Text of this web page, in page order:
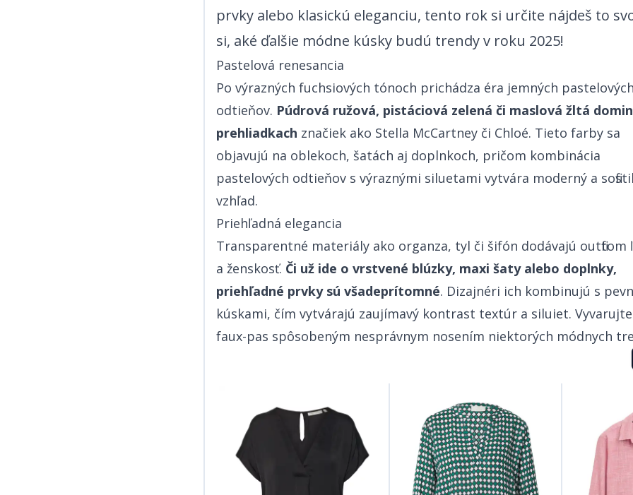
prvky alebo klasickú eleganciu, tento rok si určite nájdeš to svoje.
si, aké ďalšie módne kúsky budú trendy v roku 2025! ​​​​‌ ‍ ​‍​‍‌‍ ‌ ​‍‌‍‍‌‌‍‌ ‌‍‍‌‌‍ ‍​‍​‍​ ‍‍​‍​‍‌ ​ ‌‍​‌‌‍ ‍‌‍‍‌‌ ‌​‌ ‍‌​‍ ‍‌‍‍‌‌‍ ​‍​‍​‍ ​​‍​‍‌‍‍​‌ ​‍‌‍‌‌‌‍‌‍​‍​‍​ ‍‍​‍​‍‌‍‍​‌ ‌​‌ ‌​‌ ​​​ ‍‍​‍ ​‍ ‌‍ ​‌‍ ‌‍​ ‌‍​‌‌‍ ​‌‍‍​‌‍ ‌ ​ ‌ ‌​​ ‍‍​ ​ ​ ​​​ ​​​ ​​​‍ ‌ ​ ‌ ‌​‌ ‌‌‌‍‌​‌‍‍‌‌‍ ​‍ ‌‍‍‌‌‍ ‍‌ ‌​‌‍‌‌‌‍ ‍‌ ‌​​‍ ‌‍‌‌‌‍‌​‌‍‍‌‌ ‌​​‍ ‌‍ ‌‌‍ ‌‍‌​‌‍‌‌​ ‌‌ ​​‌ ​‍‌‍‌‌‌ ​ ‌‍‌‌‌‍ ‍‌ ‌​‌‍​‌‌ ‌​‌‍‍‌‌‍ ‌‍ ‍​ ‍ ‌‍‍‌‌‍‌​​ ‌​ ‍‌​ ​‌‌‍‌​​ ‌​‌‍‌‌​ ​‍‌‍‌‌‌‍‌​​‍ ‌​ ‌‍‌‍​ ‌‍‌‌​ ‍‌​‍ ‌​ ‌​‌‍​‌‌‍‌‌‌‍‌‍​‍ ‌​ ‍‌‌‍‌​‌‍​‌‌‍‌‌​‍ ‌​ ​​​ ‌​‌‍‌‌​ ‌‍​ ​‍​ ​‌​ ‌​​ ‌‍​ ‍‌​ ‌​​ ‌ ​ ‌‍​ ‍ ‌ ‌​‌ ‍‌‌ ​​‌‍‌‌​ ‌‌ ​​‌‍ ‌ ​ ‌ ‌​​ ‍ ‌ ​​‌‍​‌‌ ‌​‌‍‍​​ ‌‌‍​ ‌‍ ‌‍ ‍‌ ‌​‌‍‌‌‌‍ ‍‌ ‌​​‍‌‌​ ‌‌‌​​‍‌‌ ‌‍‍ ‌‍‌‌‌ ‍‌​‍‌‌​ ​ ‌​‌​​‍‌‌​ ​ ‌​‌​​‍‌‌​ ​‍​ ​‍​ ‌ ‌‍‌​​ ‌ ​ ​‌‌‍​‍​ ​‍‌‍​‍​ ‌‍‌‍​‍​ ‍​​ ​‍​ ‌‍​‍‌‌​ ​‍​ ​‍​‍‌‌​ ‌‌‌​‌​​‍ ‍‌ ‌​‌‍‌‌‌ ‍​‌ ‌​​‍‌‌​ ‌‌‌​​‍‌‌ ‌‍‍ ‌‍‌‌‌ ‍‌​‍‌‌​ ​ ‌​‌​​‍‌‌​ ​ ‌​‌​​‍‌‌​ ​‍​ ​‍​ ‌‌​ ‌​​ ‌ ​ ‌‌​ ‍​​ ‍‌‌‍‌‍​ ​‍​ ‍​‌‍‌‌​ ​ ‌‍​‍​‍‌‌​ ​‍​ ​‍​‍‌‌​ ‌‌‌​‌​​‍ ‍‌‍​ ‌‍‍​‌‍‍‌‌‍ ​‌‍‌​‌ ​‍‌‍‌‌‌‍ ‍​‍‌‌​ ‌‌‌​​‍‌‌ ‌‍‍ ‌‍‌‌‌ ‍‌​‍‌‌​ ​ ‌​‌​​‍‌‌​ ​ ‌​‌​​‍‌‌​ ​‍​ ​‍​ ‍‌‌‍‌‌‌‍​ ‌‍‌​​ ‌ ‌‍‌​‌‍​‍‌‍‌‍​ ​‍‌‍‌‌​ ‍​‌‍‌‌​‍‌‌​ ​‍​ ​‍​‍‌‌​ ‌‌‌​‌​​‍ ‍‌ ‌​‌‍‌‌‌ ‍​‌ ‌​​ ‌‍​‍‌‍​‌‌ ​ ‌‍‌‌‌‌‌‌‌ ​‍‌‍ ​​ ‌‌‍‍​‌ ‌​‌ ‌​‌ ​​​‍‌‌​ ​ ‌​​‌​‍‌‌​ ​‍‌​‌‍​‍‌‌​ ​‍‌​‌‍‌‍ ​‌‍ ‌‍​ ‌‍​‌‌‍ ​‌‍‍​‌‍ ‌ ​ ‌ ‌​​‍‌‌​ ​ ‌​​‌​ ​ ​ ​​​ ​​​ ​​​‍‌‌​ ​‍‌​‌‍‌ ​ ‌ ‌​‌ ‌‌‌‍‌​‌‍‍‌‌‍ ​‍‌‍‌‍‍‌‌‍‌​​ ‌​ ‍‌​ ​‌‌‍‌​​ ‌​‌‍‌‌​ ​‍‌‍‌‌‌‍‌​​‍ ‌​ ‌‍‌‍​ ‌‍‌‌​ ‍‌​‍ ‌​ ‌​‌‍​‌‌‍‌‌‌‍‌‍​‍ ‌​ ‍‌‌‍‌​‌‍​‌‌‍‌‌​‍ ‌​ ​​​ ‌​‌‍‌‌​ ‌‍​ ​‍​ ​‌​ ‌​​ ‌‍​ ‍‌​ ‌​​ ‌ ​ ‌‍​‍‌‍‌ ‌​‌ ‍‌‌ ​​‌‍‌‌​ ‌‌ ​​‌‍ ‌ ​ ‌ ‌​​‍‌‍‌ ​​‌‍​‌‌ ‌​‌‍‍​​ ‌‌‍​ ‌‍ ‌‍ ‍‌ ‌​‌‍‌‌‌‍ ‍‌ ‌​​‍‌‌​ ‌‌‌​​‍‌‌ ‌‍‍ ‌‍‌‌‌ ‍‌​‍‌‌​ ​ ‌​‌​​‍‌‌​ ​ ‌​‌​​‍‌‌​ ​‍​ ​‍​ ‌ ‌‍‌​​ ‌ ​ ​‌‌‍​‍​ ​‍‌‍​‍​ ‌‍‌‍​‍​ ‍​​ ​‍​ ‌‍​‍‌‌​ ​‍​ ​‍​‍‌‌​ ‌‌‌​‌​​‍ ‍‌ ‌​‌‍‌‌‌ ‍​‌ ‌​​‍‌‌​ ‌‌‌​​‍‌‌ ‌‍‍ ‌‍‌‌‌ ‍‌​‍‌‌​ ​ ‌​‌​​‍‌‌​ ​ ‌​‌​​‍‌‌​ ​‍​ ​‍​ ‌‌​ ‌​​ ‌ ​ ‌‌​ ‍​​ ‍‌‌‍‌‍​ ​‍​ ‍​‌‍‌‌​ ​ ‌‍​‍​‍‌‌​ ​‍​ ​‍​‍‌‌​ ‌‌‌​‌​​‍ ‍‌‍​ ‌‍‍​‌‍‍‌‌‍ ​‌‍‌​‌ ​‍‌‍‌‌‌‍ ‍​‍‌‌​ ‌‌‌​​‍‌‌ ‌‍‍ ‌‍‌‌‌ ‍‌​‍‌‌​ ​ ‌​‌​​‍‌‌​ ​ ‌​‌​​‍‌‌​ ​‍​ ​‍​ ‍‌‌‍‌‌‌‍​ ‌‍‌​​ ‌ ‌‍‌​‌‍​‍‌‍‌‍​ ​‍‌‍‌‌​ ‍​‌‍‌‌​‍‌‌​ ​‍​ ​‍​‍‌‌​ ‌‌‌​‌​​‍ ‍‌ ‌​‌‍‌‌‌ ‍​‌ ‌​​‍‌‍‌ ​​‌‍‌‌‌ ​‍‌ ​ ‌ ​​‌‍‌‌‌‍​ ‌ ‌​‌‍‍‌‌ ‌‍‌‍‌‌​ ‌‌ ​​‌ ‌‌‌‍​‍‌‍ ​‌‍‍‌‌ ​ ‌‍‍​‌‍‌‌‌‍‌​​‍​‍‌ ‌
Pastelová renesancia​​​​‌ ‍ ​‍​‍‌‍ ‌ ​‍‌‍‍‌‌‍‌ ‌‍‍‌‌‍ ‍​‍​‍​ ‍‍​‍​‍‌ ​ ‌‍​‌‌‍ ‍‌‍‍‌‌ ‌​‌ ‍‌​‍ ‍‌‍‍‌‌‍ ​‍​‍​‍ ​​‍​‍‌‍‍​‌ ​‍‌‍‌‌‌‍‌‍​‍​‍​ ‍‍​‍​‍‌‍‍​‌ ‌​‌ ‌​‌ ​​​ ‍‍​‍ ​‍ ‌‍ ​‌‍ ‌‍​ ‌‍​‌‌‍ ​‌‍‍​‌‍ ‌ ​ ‌ ‌​​ ‍‍​ ​ ​ ​​​ ​​​ ​​​‍ ‌ ​ ‌ ‌​‌ ‌‌‌‍‌​‌‍‍‌‌‍ ​‍ ‌‍‍‌‌‍ ‍‌ ‌​‌‍‌‌‌‍ ‍‌ ‌​​‍ ‌‍‌‌‌‍‌​‌‍‍‌‌ ‌​​‍ ‌‍ ‌‌‍ ‌‍‌​‌‍‌‌​ ‌‌ ​​‌ ​‍‌‍‌‌‌ ​ ‌‍‌‌‌‍ ‍‌ ‌​‌‍​‌‌ ‌​‌‍‍‌‌‍ ‌‍ ‍​ ‍ ‌‍‍‌‌‍‌​​ ‌​ ‍‌​ ​‌‌‍‌​​ ‌​‌‍‌‌​ ​‍‌‍‌‌‌‍‌​​‍ ‌​ ‌‍‌‍​ ‌‍‌‌​ ‍‌​‍ ‌​ ‌​‌‍​‌‌‍‌‌‌‍‌‍​‍ ‌​ ‍‌‌‍‌​‌‍​‌‌‍‌‌​‍ ‌​ ​​​ ‌​‌‍‌‌​ ‌‍​ ​‍​ ​‌​ ‌​​ ‌‍​ ‍‌​ ‌​​ ‌ ​ ‌‍​ ‍ ‌ ‌​‌ ‍‌‌ ​​‌‍‌‌​ ‌‌ ​​‌‍ ‌ ​ ‌ ‌​​ ‍ ‌ ​​‌‍​‌‌ ‌​‌‍‍​​ ‌‌‍​ ‌‍ ‌‍ ‍‌ ‌​‌‍‌‌‌‍ ‍‌ ‌​​‍‌‌​ ‌‌‌​​‍‌‌ ‌‍‍ ‌‍‌‌‌ ‍‌​‍‌‌​ ​ ‌​‌​​‍‌‌​ ​ ‌​‌​​‍‌‌​ ​‍​ ​‍​ ‍‌‌‍​‍​ ‍‌‌‍​‌‌‍​‌​ ‍​​ ​‌​ ​ ‌‍‌‌​ ‌​​ ‌‌​ ‍‌​‍‌‌​ ​‍​ ​‍​‍‌‌​ ‌‌‌​‌​​‍ ‍‌‍​ ‌‍‍​‌‍‍‌‌‍ ​‌‍‌​‌ ​‍‌‍‌‌‌‍ ‍​‍‌‌​ ‌‌‌​​‍‌‌ ‌‍‍ ‌‍‌‌‌ ‍‌​‍‌‌​ ​ ‌​‌​​‍‌‌​ ​ ‌​‌​​‍‌‌​ ​‍​ ​‍​ ​​​ ​‍‌‍‌​‌‍‌​​ ​‍​ ‌‌​ ‌‌‌‍​‌​ ​ ‌‍‌‌​ ‍‌​ ‍‌​‍‌‌​ ​‍​ ​‍​‍‌‌​ ‌‌‌​‌​​‍ ‍‌ ‌​‌‍‌‌‌ ‍​‌ ‌​​ ‌‍​‍‌‍​‌‌ ​ ‌‍‌‌‌‌‌‌‌ ​‍‌‍ ​​ ‌‌‍‍​‌ ‌​‌ ‌​‌ ​​​‍‌‌​ ​ ‌​​‌​‍‌‌​ ​‍‌​‌‍​‍‌‌​ ​‍‌​‌‍‌‍ ​‌‍ ‌‍​ ‌‍​‌‌‍ ​‌‍‍​‌‍ ‌ ​ ‌ ‌​​‍‌‌​ ​ ‌​​‌​ ​ ​ ​​​ ​​​ ​​​‍‌‌​ ​‍‌​‌‍‌ ​ ‌ ‌​‌ ‌‌‌‍‌​‌‍‍‌‌‍ ​‍‌‍‌‍‍‌‌‍‌​​ ‌​ ‍‌​ ​‌‌‍‌​​ ‌​‌‍‌‌​ ​‍‌‍‌‌‌‍‌​​‍ ‌​ ‌‍‌‍​ ‌‍‌‌​ ‍‌​‍ ‌​ ‌​‌‍​‌‌‍‌‌‌‍‌‍​‍ ‌​ ‍‌‌‍‌​‌‍​‌‌‍‌‌​‍ ‌​ ​​​ ‌​‌‍‌‌​ ‌‍​ ​‍​ ​‌​ ‌​​ ‌‍​ ‍‌​ ‌​​ ‌ ​ ‌‍​‍‌‍‌ ‌​‌ ‍‌‌ ​​‌‍‌‌​ ‌‌ ​​‌‍ ‌ ​ ‌ ‌​​‍‌‍‌ ​​‌‍​‌‌ ‌​‌‍‍​​ ‌‌‍​ ‌‍ ‌‍ ‍‌ ‌​‌‍‌‌‌‍ ‍‌ ‌​​‍‌‌​ ‌‌‌​​‍‌‌ ‌‍‍ ‌‍‌‌‌ ‍‌​‍‌‌​ ​ ‌​‌​​‍‌‌​ ​ ‌​‌​​‍‌‌​ ​‍​ ​‍​ ‍‌‌‍​‍​ ‍‌‌‍​‌‌‍​‌​ ‍​​ ​‌​ ​ ‌‍‌‌​ ‌​​ ‌‌​ ‍‌​‍‌‌​ ​‍​ ​‍​‍‌‌​ ‌‌‌​‌​​‍ ‍‌‍​ ‌‍‍​‌‍‍‌‌‍ ​‌‍‌​‌ ​‍‌‍‌‌‌‍ ‍​‍‌‌​ ‌‌‌​​‍‌‌ ‌‍‍ ‌‍‌‌‌ ‍‌​‍‌‌​ ​ ‌​‌​​‍‌‌​ ​ ‌​‌​​‍‌‌​ ​‍​ ​‍​ ​​​ ​‍‌‍‌​‌‍‌​​ ​‍​ ‌‌​ ‌‌‌‍​‌​ ​ ‌‍‌‌​ ‍‌​ ‍‌​‍‌‌​ ​‍​ ​‍​‍‌‌​ ‌‌‌​‌​​‍ ‍‌ ‌​‌‍‌‌‌ ‍​‌ ‌​​‍‌‍‌ ​​‌‍‌‌‌ ​‍‌ ​ ‌ ​​‌‍‌‌‌‍​ ‌ ‌​‌‍‍‌‌ ‌‍‌‍‌‌​ ‌‌ ​​‌ ‌‌‌‍​‍‌‍ ​‌‍‍‌‌ ​ ‌‍‍​‌‍‌‌‌‍‌​​‍​‍‌ ‌
Po výrazných fuchsiových tónoch prichádza éra jemných pastelových
odtieňov. ​​​​‌ ‍ ​‍​‍‌‍ ‌ ​‍‌‍‍‌‌‍‌ ‌‍‍‌‌‍ ‍​‍​‍​ ‍‍​‍​‍‌ ​ ‌‍​‌‌‍ ‍‌‍‍‌‌ ‌​‌ ‍‌​‍ ‍‌‍‍‌‌‍ ​‍​‍​‍ ​​‍​‍‌‍‍​‌ ​‍‌‍‌‌‌‍‌‍​‍​‍​ ‍‍​‍​‍‌‍‍​‌ ‌​‌ ‌​‌ ​​​ ‍‍​‍ ​‍ ‌‍ ​‌‍ ‌‍​ ‌‍​‌‌‍ ​‌‍‍​‌‍ ‌ ​ ‌ ‌​​ ‍‍​ ​ ​ ​​​ ​​​ ​​​‍ ‌ ​ ‌ ‌​‌ ‌‌‌‍‌​‌‍‍‌‌‍ ​‍ ‌‍‍‌‌‍ ‍‌ ‌​‌‍‌‌‌‍ ‍‌ ‌​​‍ ‌‍‌‌‌‍‌​‌‍‍‌‌ ‌​​‍ ‌‍ ‌‌‍ ‌‍‌​‌‍‌‌​ ‌‌ ​​‌ ​‍‌‍‌‌‌ ​ ‌‍‌‌‌‍ ‍‌ ‌​‌‍​‌‌ ‌​‌‍‍‌‌‍ ‌‍ ‍​ ‍ ‌‍‍‌‌‍‌​​ ‌​ ‍‌​ ​‌‌‍‌​​ ‌​‌‍‌‌​ ​‍‌‍‌‌‌‍‌​​‍ ‌​ ‌‍‌‍​ ‌‍‌‌​ ‍‌​‍ ‌​ ‌​‌‍​‌‌‍‌‌‌‍‌‍​‍ ‌​ ‍‌‌‍‌​‌‍​‌‌‍‌‌​‍ ‌​ ​​​ ‌​‌‍‌‌​ ‌‍​ ​‍​ ​‌​ ‌​​ ‌‍​ ‍‌​ ‌​​ ‌ ​ ‌‍​ ‍ ‌ ‌​‌ ‍‌‌ ​​‌‍‌‌​ ‌‌ ​​‌‍ ‌ ​ ‌ ‌​​ ‍ ‌ ​​‌‍​‌‌ ‌​‌‍‍​​ ‌‌‍​ ‌‍ ‌‍ ‍‌ ‌​‌‍‌‌‌‍ ‍‌ ‌​​‍‌‌​ ‌‌‌​​‍‌‌ ‌‍‍ ‌‍‌‌‌ ‍‌​‍‌‌​ ​ ‌​‌​​‍‌‌​ ​ ‌​‌​​‍‌‌​ ​‍​ ​‍​ ‌‌‌‍‌‍​ ‌‌​ ​‌​ ‌‌‌‍​‍​ ‌‌​ ​‌​ ‌ ​ ‌ ‌‍‌‍‌‍​‌​‍‌‌​ ​‍​ ​‍​‍‌‌​ ‌‌‌​‌​​‍ ‍‌‍​ ‌‍‍​‌‍‍‌‌‍ ​‌‍‌​‌ ​‍‌‍‌‌‌‍ ‍​‍‌‌​ ‌‌‌​​‍‌‌ ‌‍‍ ‌‍‌‌‌ ‍‌​‍‌‌​ ​ ‌​‌​​‍‌‌​ ​ ‌​‌​​‍‌‌​ ​‍​ ​‍​ ‍​​ ‌​​ ‌ ​ ‌ ‌‍‌​‌‍​‌​ ‌ ‌‍‌‍​ ‌‌​ ‌​​ ‍‌​ ‍​​‍‌‌​ ​‍​ ​‍​‍‌‌​ ‌‌‌​‌​​‍ ‍‌ ‌​‌‍‌‌‌ ‍​‌ ‌​​ ‌‍​‍‌‍​‌‌ ​ ‌‍‌‌‌‌‌‌‌ ​‍‌‍ ​​ ‌‌‍‍​‌ ‌​‌ ‌​‌ ​​​‍‌‌​ ​ ‌​​‌​‍‌‌​ ​‍‌​‌‍​‍‌‌​ ​‍‌​‌‍‌‍ ​‌‍ ‌‍​ ‌‍​‌‌‍ ​‌‍‍​‌‍ ‌ ​ ‌ ‌​​‍‌‌​ ​ ‌​​‌​ ​ ​ ​​​ ​​​ ​​​‍‌‌​ ​‍‌​‌‍‌ ​ ‌ ‌​‌ ‌‌‌‍‌​‌‍‍‌‌‍ ​‍‌‍‌‍‍‌‌‍‌​​ ‌​ ‍‌​ ​‌‌‍‌​​ ‌​‌‍‌‌​ ​‍‌‍‌‌‌‍‌​​‍ ‌​ ‌‍‌‍​ ‌‍‌‌​ ‍‌​‍ ‌​ ‌​‌‍​‌‌‍‌‌‌‍‌‍​‍ ‌​ ‍‌‌‍‌​‌‍​‌‌‍‌‌​‍ ‌​ ​​​ ‌​‌‍‌‌​ ‌‍​ ​‍​ ​‌​ ‌​​ ‌‍​ ‍‌​ ‌​​ ‌ ​ ‌‍​‍‌‍‌ ‌​‌ ‍‌‌ ​​‌‍‌‌​ ‌‌ ​​‌‍ ‌ ​ ‌ ‌​​‍‌‍‌ ​​‌‍​‌‌ ‌​‌‍‍​​ ‌‌‍​ ‌‍ ‌‍ ‍‌ ‌​‌‍‌‌‌‍ ‍‌ ‌​​‍‌‌​ ‌‌‌​​‍‌‌ ‌‍‍ ‌‍‌‌‌ ‍‌​‍‌‌​ ​ ‌​‌​​‍‌‌​ ​ ‌​‌​​‍‌‌​ ​‍​ ​‍​ ‌‌‌‍‌‍​ ‌‌​ ​‌​ ‌‌‌‍​‍​ ‌‌​ ​‌​ ‌ ​ ‌ ‌‍‌‍‌‍​‌​‍‌‌​ ​‍​ ​‍​‍‌‌​ ‌‌‌​‌​​‍ ‍‌‍​ ‌‍‍​‌‍‍‌‌‍ ​‌‍‌​‌ ​‍‌‍‌‌‌‍ ‍​‍‌‌​ ‌‌‌​​‍‌‌ ‌‍‍ ‌‍‌‌‌ ‍‌​‍‌‌​ ​ ‌​‌​​‍‌‌​ ​ ‌​‌​​‍‌‌​ ​‍​ ​‍​ ‍​​ ‌​​ ‌ ​ ‌ ‌‍‌​‌‍​‌​ ‌ ‌‍‌‍​ ‌‌​ ‌​​ ‍‌​ ‍​​‍‌‌​ ​‍​ ​‍​‍‌‌​ ‌‌‌​‌​​‍ ‍‌ ‌​‌‍‌‌‌ ‍​‌ ‌​​‍‌‍‌ ​​‌‍‌‌‌ ​‍‌ ​ ‌ ​​‌‍‌‌‌‍​ ‌ ‌​‌‍‍‌‌ ‌‍‌‍‌‌​ ‌‌ ​​‌ ‌‌‌‍​‍‌‍ ​‌‍‍‌‌ ​ ‌‍‍​‌‍‌‌‌‍‌​​‍​‍‌ ‌ Púdrová ružová, pistáciová zelená či maslová žltá
prehliadkach ​​​​‌ ‍ ​‍​‍‌‍ ‌ ​‍‌‍‍‌‌‍‌ ‌‍‍‌‌‍ ‍​‍​‍​ ‍‍​‍​‍‌ ​ ‌‍​‌‌‍ ‍‌‍‍‌‌ ‌​‌ ‍‌​‍ ‍‌‍‍‌‌‍ ​‍​‍​‍ ​​‍​‍‌‍‍​‌ ​‍‌‍‌‌‌‍‌‍​‍​‍​ ‍‍​‍​‍‌‍‍​‌ ‌​‌ ‌​‌ ​​​ ‍‍​‍ ​‍ ‌‍ ​‌‍ ‌‍​ ‌‍​‌‌‍ ​‌‍‍​‌‍ ‌ ​ ‌ ‌​​ ‍‍​ ​ ​ ​​​ ​​​ ​​​‍ ‌ ​ ‌ ‌​‌ ‌‌‌‍‌​‌‍‍‌‌‍ ​‍ ‌‍‍‌‌‍ ‍‌ ‌​‌‍‌‌‌‍ ‍‌ ‌​​‍ ‌‍‌‌‌‍‌​‌‍‍‌‌ ‌​​‍ ‌‍ ‌‌‍ ‌‍‌​‌‍‌‌​ ‌‌ ​​‌ ​‍‌‍‌‌‌ ​ ‌‍‌‌‌‍ ‍‌ ‌​‌‍​‌‌ ‌​‌‍‍‌‌‍ ‌‍ ‍​ ‍ ‌‍‍‌‌‍‌​​ ‌​ ‍‌​ ​‌‌‍‌​​ ‌​‌‍‌‌​ ​‍‌‍‌‌‌‍‌​​‍ ‌​ ‌‍‌‍​ ‌‍‌‌​ ‍‌​‍ ‌​ ‌​‌‍​‌‌‍‌‌‌‍‌‍​‍ ‌​ ‍‌‌‍‌​‌‍​‌‌‍‌‌​‍ ‌​ ​​​ ‌​‌‍‌‌​ ‌‍​ ​‍​ ​‌​ ‌​​ ‌‍​ ‍‌​ ‌​​ ‌ ​ ‌‍​ ‍ ‌ ‌​‌ ‍‌‌ ​​‌‍‌‌​ ‌‌ ​​‌‍ ‌ ​ ‌ ‌​​ ‍ ‌ ​​‌‍​‌‌ ‌​‌‍‍​​ ‌‌‍​ ‌‍ ‌‍ ‍‌ ‌​‌‍‌‌‌‍ ‍‌ ‌​​‍‌‌​ ‌‌‌​​‍‌‌ ‌‍‍ ‌‍‌‌‌ ‍‌​‍‌‌​ ​ ‌​‌​​‍‌‌​ ​ ‌​‌​​‍‌‌​ ​‍​ ​‍​ ‌‌‌‍‌‍​ ‌‌​ ​‌​ ‌‌‌‍​‍​ ‌‌​ ​‌​ ‌ ​ ‌ ‌‍‌‍‌‍​‌​‍‌‌​ ​‍​ ​‍​‍‌‌​ ‌‌‌​‌​​‍ ‍‌‍​ ‌‍‍​‌‍‍‌‌‍ ​‌‍‌​‌ ​‍‌‍‌‌‌‍ ‍​‍‌‌​ ‌‌‌​​‍‌‌ ‌‍‍ ‌‍‌‌‌ ‍‌​‍‌‌​ ​ ‌​‌​​‍‌‌​ ​ ‌​‌​​‍‌‌​ ​‍​ ​‍​ ​ ​ ‍‌‌‍​‍​ ​‍​ ​​​ ‍​​ ‌​​ ‌ ‌‍​‍‌‍​‌​ ‌ ​ ​​​‍‌‌​ ​‍​ ​‍​‍‌‌​ ‌‌‌​‌​​‍ ‍‌ ‌​‌‍‌‌‌ ‍​‌ ‌​​ ‌‍​‍‌‍​‌‌ ​ ‌‍‌‌‌‌‌‌‌ ​‍‌‍ ​​ ‌‌‍‍​‌ ‌​‌ ‌​‌ ​​​‍‌‌​ ​ ‌​​‌​‍‌‌​ ​‍‌​‌‍​‍‌‌​ ​‍‌​‌‍‌‍ ​‌‍ ‌‍​ ‌‍​‌‌‍ ​‌‍‍​‌‍ ‌ ​ ‌ ‌​​‍‌‌​ ​ ‌​​‌​ ​ ​ ​​​ ​​​ ​​​‍‌‌​ ​‍‌​‌‍‌ ​ ‌ ‌​‌ ‌‌‌‍‌​‌‍‍‌‌‍ ​‍‌‍‌‍‍‌‌‍‌​​ ‌​ ‍‌​ ​‌‌‍‌​​ ‌​‌‍‌‌​ ​‍‌‍‌‌‌‍‌​​‍ ‌​ ‌‍‌‍​ ‌‍‌‌​ ‍‌​‍ ‌​ ‌​‌‍​‌‌‍‌‌‌‍‌‍​‍ ‌​ ‍‌‌‍‌​‌‍​‌‌‍‌‌​‍ ‌​ ​​​ ‌​‌‍‌‌​ ‌‍​ ​‍​ ​‌​ ‌​​ ‌‍​ ‍‌​ ‌​​ ‌ ​ ‌‍​‍‌‍‌ ‌​‌ ‍‌‌ ​​‌‍‌‌​ ‌‌ ​​‌‍ ‌ ​ ‌ ‌​​‍‌‍‌ ​​‌‍​‌‌ ‌​‌‍‍​​ ‌‌‍​ ‌‍ ‌‍ ‍‌ ‌​‌‍‌‌‌‍ ‍‌ ‌​​‍‌‌​ ‌‌‌​​‍‌‌ ‌‍‍ ‌‍‌‌‌ ‍‌​‍‌‌​ ​ ‌​‌​​‍‌‌​ ​ ‌​‌​​‍‌‌​ ​‍​ ​‍​ ‌‌‌‍‌‍​ ‌‌​ ​‌​ ‌‌‌‍​‍​ ‌‌​ ​‌​ ‌ ​ ‌ ‌‍‌‍‌‍​‌​‍‌‌​ ​‍​ ​‍​‍‌‌​ ‌‌‌​‌​​‍ ‍‌‍​ ‌‍‍​‌‍‍‌‌‍ ​‌‍‌​‌ ​‍‌‍‌‌‌‍ ‍​‍‌‌​ ‌‌‌​​‍‌‌ ‌‍‍ ‌‍‌‌‌ ‍‌​‍‌‌​ ​ ‌​‌​​‍‌‌​ ​ ‌​‌​​‍‌‌​ ​‍​ ​‍​ ​ ​ ‍‌‌‍​‍​ ​‍​ ​​​ ‍​​ ‌​​ ‌ ‌‍​‍‌‍​‌​ ‌ ​ ​​​‍‌‌​ ​‍​ ​‍​‍‌‌​ ‌‌‌​‌​​‍ ‍‌ ‌​‌‍‌‌‌ ‍​‌ ‌​​‍‌‍‌ ​​‌‍‌‌‌ ​‍‌ ​ ‌ ​​‌‍‌‌‌‍​ ‌ ‌​‌‍‍‌‌ ‌‍‌‍‌‌​ ‌‌ ​​‌ ‌‌‌‍​‍‌‍ ​‌‍‍‌‌ ​ ‌‍‍​‌‍‌‌‌‍‌​​‍​‍‌ ‌ značiek ako Stella McCartney či Chloé. Tieto farby sa
objavujú na oblekoch, šatách aj doplnkoch, pričom kombinácia
pastelových odtieňov s výraznými siluetami vytvára moderný a
vzhľad.​​​​‌ ‍ ​‍​‍‌‍ ‌ ​‍‌‍‍‌‌‍‌ ‌‍‍‌‌‍ ‍​‍​‍​ ‍‍​‍​‍‌ ​ ‌‍​‌‌‍ ‍‌‍‍‌‌ ‌​‌ ‍‌​‍ ‍‌‍‍‌‌‍ ​‍​‍​‍ ​​‍​‍‌‍‍​‌ ​‍‌‍‌‌‌‍‌‍​‍​‍​ ‍‍​‍​‍‌‍‍​‌ ‌​‌ ‌​‌ ​​​ ‍‍​‍ ​‍ ‌‍ ​‌‍ ‌‍​ ‌‍​‌‌‍ ​‌‍‍​‌‍ ‌ ​ ‌ ‌​​ ‍‍​ ​ ​ ​​​ ​​​ ​​​‍ ‌ ​ ‌ ‌​‌ ‌‌‌‍‌​‌‍‍‌‌‍ ​‍ ‌‍‍‌‌‍ ‍‌ ‌​‌‍‌‌‌‍ ‍‌ ‌​​‍ ‌‍‌‌‌‍‌​‌‍‍‌‌ ‌​​‍ ‌‍ ‌‌‍ ‌‍‌​‌‍‌‌​ ‌‌ ​​‌ ​‍‌‍‌‌‌ ​ ‌‍‌‌‌‍ ‍‌ ‌​‌‍​‌‌ ‌​‌‍‍‌‌‍ ‌‍ ‍​ ‍ ‌‍‍‌‌‍‌​​ ‌​ ‍‌​ ​‌‌‍‌​​ ‌​‌‍‌‌​ ​‍‌‍‌‌‌‍‌​​‍ ‌​ ‌‍‌‍​ ‌‍‌‌​ ‍‌​‍ ‌​ ‌​‌‍​‌‌‍‌‌‌‍‌‍​‍ ‌​ ‍‌‌‍‌​‌‍​‌‌‍‌‌​‍ ‌​ ​​​ ‌​‌‍‌‌​ ‌‍​ ​‍​ ​‌​ ‌​​ ‌‍​ ‍‌​ ‌​​ ‌ ​ ‌‍​ ‍ ‌ ‌​‌ ‍‌‌ ​​‌‍‌‌​ ‌‌ ​​‌‍ ‌ ​ ‌ ‌​​ ‍ ‌ ​​‌‍​‌‌ ‌​‌‍‍​​ ‌‌‍​ ‌‍ ‌‍ ‍‌ ‌​‌‍‌‌‌‍ ‍‌ ‌​​‍‌‌​ ‌‌‌​​‍‌‌ ‌‍‍ ‌‍‌‌‌ ‍‌​‍‌‌​ ​ ‌​‌​​‍‌‌​ ​ ‌​‌​​‍‌‌​ ​‍​ ​‍​ ‌‌‌‍‌‍​ ‌‌​ ​‌​ ‌‌‌‍​‍​ ‌‌​ ​‌​ ‌ ​ ‌ ‌‍‌‍‌‍​‌​‍‌‌​ ​‍​ ​‍​‍‌‌​ ‌‌‌​‌​​‍ ‍‌‍​ ‌‍‍​‌‍‍‌‌‍ ​‌‍‌​‌ ​‍‌‍‌‌‌‍ ‍​‍‌‌​ ‌‌‌​​‍‌‌ ‌‍‍ ‌‍‌‌‌ ‍‌​‍‌‌​ ​ ‌​‌​​‍‌‌​ ​ ‌​‌​​‍‌‌​ ​‍​ ​‍‌‍‌​‌‍​ ‌‍‌​‌‍‌​​ ​‌‌‍​‌‌‍​‍​ ‌‍​ ‌ ‌‍‌‌‌‍‌‍​ ‌​​‍‌‌​ ​‍​ ​‍​‍‌‌​ ‌‌‌​‌​​‍ ‍‌ ‌​‌‍‌‌‌ ‍​‌ ‌​​ ‌‍​‍‌‍​‌‌ ​ ‌‍‌‌‌‌‌‌‌ ​‍‌‍ ​​ ‌‌‍‍​‌ ‌​‌ ‌​‌ ​​​‍‌‌​ ​ ‌​​‌​‍‌‌​ ​‍‌​‌‍​‍‌‌​ ​‍‌​‌‍‌‍ ​‌‍ ‌‍​ ‌‍​‌‌‍ ​‌‍‍​‌‍ ‌ ​ ‌ ‌​​‍‌‌​ ​ ‌​​‌​ ​ ​ ​​​ ​​​ ​​​‍‌‌​ ​‍‌​‌‍‌ ​ ‌ ‌​‌ ‌‌‌‍‌​‌‍‍‌‌‍ ​‍‌‍‌‍‍‌‌‍‌​​ ‌​ ‍‌​ ​‌‌‍‌​​ ‌​‌‍‌‌​ ​‍‌‍‌‌‌‍‌​​‍ ‌​ ‌‍‌‍​ ‌‍‌‌​ ‍‌​‍ ‌​ ‌​‌‍​‌‌‍‌‌‌‍‌‍​‍ ‌​ ‍‌‌‍‌​‌‍​‌‌‍‌‌​‍ ‌​ ​​​ ‌​‌‍‌‌​ ‌‍​ ​‍​ ​‌​ ‌​​ ‌‍​ ‍‌​ ‌​​ ‌ ​ ‌‍​‍‌‍‌ ‌​‌ ‍‌‌ ​​‌‍‌‌​ ‌‌ ​​‌‍ ‌ ​ ‌ ‌​​‍‌‍‌ ​​‌‍​‌‌ ‌​‌‍‍​​ ‌‌‍​ ‌‍ ‌‍ ‍‌ ‌​‌‍‌‌‌‍ ‍‌ ‌​​‍‌‌​ ‌‌‌​​‍‌‌ ‌‍‍ ‌‍‌‌‌ ‍‌​‍‌‌​ ​ ‌​‌​​‍‌‌​ ​ ‌​‌​​‍‌‌​ ​‍​ ​‍​ ‌‌‌‍‌‍​ ‌‌​ ​‌​ ‌‌‌‍​‍​ ‌‌​ ​‌​ ‌ ​ ‌ ‌‍‌‍‌‍​‌​‍‌‌​ ​‍​ ​‍​‍‌‌​ ‌‌‌​‌​​‍ ‍‌‍​ ‌‍‍​‌‍‍‌‌‍ ​‌‍‌​‌ ​‍‌‍‌‌‌‍ ‍​‍‌‌​ ‌‌‌​​‍‌‌ ‌‍‍ ‌‍‌‌‌ ‍‌​‍‌‌​ ​ ‌​‌​​‍‌‌​ ​ ‌​‌​​‍‌‌​ ​‍​ ​‍‌‍‌​‌‍​ ‌‍‌​‌‍‌​​ ​‌‌‍​‌‌‍​‍​ ‌‍​ ‌ ‌‍‌‌‌‍‌‍​ ‌​​‍‌‌​ ​‍​ ​‍​‍‌‌​ ‌‌‌​‌​​‍ ‍‌ ‌​‌‍‌‌‌ ‍​‌ ‌​​‍‌‍‌ ​​‌‍‌‌‌ ​‍‌ ​ ‌ ​​‌‍‌‌‌‍​ ‌ ‌​‌‍‍‌‌ ‌‍‌‍‌‌​ ‌‌ ​​‌ ‌‌‌‍​‍‌‍ ​‌‍‍‌‌ ​ ‌‍‍​‌‍‌‌‌‍‌​​‍​‍‌ ‌
Priehľadná elegancia​​​​‌ ‍ ​‍​‍‌‍ ‌ ​‍‌‍‍‌‌‍‌ ‌‍‍‌‌‍ ‍​‍​‍​ ‍‍​‍​‍‌ ​ ‌‍​‌‌‍ ‍‌‍‍‌‌ ‌​‌ ‍‌​‍ ‍‌‍‍‌‌‍ ​‍​‍​‍ ​​‍​‍‌‍‍​‌ ​‍‌‍‌‌‌‍‌‍​‍​‍​ ‍‍​‍​‍‌‍‍​‌ ‌​‌ ‌​‌ ​​​ ‍‍​‍ ​‍ ‌‍ ​‌‍ ‌‍​ ‌‍​‌‌‍ ​‌‍‍​‌‍ ‌ ​ ‌ ‌​​ ‍‍​ ​ ​ ​​​ ​​​ ​​​‍ ‌ ​ ‌ ‌​‌ ‌‌‌‍‌​‌‍‍‌‌‍ ​‍ ‌‍‍‌‌‍ ‍‌ ‌​‌‍‌‌‌‍ ‍‌ ‌​​‍ ‌‍‌‌‌‍‌​‌‍‍‌‌ ‌​​‍ ‌‍ ‌‌‍ ‌‍‌​‌‍‌‌​ ‌‌ ​​‌ ​‍‌‍‌‌‌ ​ ‌‍‌‌‌‍ ‍‌ ‌​‌‍​‌‌ ‌​‌‍‍‌‌‍ ‌‍ ‍​ ‍ ‌‍‍‌‌‍‌​​ ‌​ ‍‌​ ​‌‌‍‌​​ ‌​‌‍‌‌​ ​‍‌‍‌‌‌‍‌​​‍ ‌​ ‌‍‌‍​ ‌‍‌‌​ ‍‌​‍ ‌​ ‌​‌‍​‌‌‍‌‌‌‍‌‍​‍ ‌​ ‍‌‌‍‌​‌‍​‌‌‍‌‌​‍ ‌​ ​​​ ‌​‌‍‌‌​ ‌‍​ ​‍​ ​‌​ ‌​​ ‌‍​ ‍‌​ ‌​​ ‌ ​ ‌‍​ ‍ ‌ ‌​‌ ‍‌‌ ​​‌‍‌‌​ ‌‌ ​​‌‍ ‌ ​ ‌ ‌​​ ‍ ‌ ​​‌‍​‌‌ ‌​‌‍‍​​ ‌‌‍​ ‌‍ ‌‍ ‍‌ ‌​‌‍‌‌‌‍ ‍‌ ‌​​‍‌‌​ ‌‌‌​​‍‌‌ ‌‍‍ ‌‍‌‌‌ ‍‌​‍‌‌​ ​ ‌​‌​​‍‌‌​ ​ ‌​‌​​‍‌‌​ ​‍​ ​‍‌‍‌‍​ ‌‍​ ​‌​ ​‍​ ​‍‌‍‌​​ ​ ‌‍​‌​ ‌​‌‍​‌‌‍​‌​ ‌ ​‍‌‌​ ​‍​ ​‍​‍‌‌​ ‌‌‌​‌​​‍ ‍‌‍​ ‌‍‍​‌‍‍‌‌‍ ​‌‍‌​‌ ​‍‌‍‌‌‌‍ ‍​‍‌‌​ ‌‌‌​​‍‌‌ ‌‍‍ ‌‍‌‌‌ ‍‌​‍‌‌​ ​ ‌​‌​​‍‌‌​ ​ ‌​‌​​‍‌‌​ ​‍​ ​‍​ ‌‌‌‍‌​​ ‍​‌‍​‌​ ‌ ‌‍‌‍​ ​​​ ​ ‌‍​ ‌‍​‍​ ‍​‌‍‌‌​‍‌‌​ ​‍​ ​‍​‍‌‌​ ‌‌‌​‌​​‍ ‍‌ ‌​‌‍‌‌‌ ‍​‌ ‌​​ ‌‍​‍‌‍​‌‌ ​ ‌‍‌‌‌‌‌‌‌ ​‍‌‍ ​​ ‌‌‍‍​‌ ‌​‌ ‌​‌ ​​​‍‌‌​ ​ ‌​​‌​‍‌‌​ ​‍‌​‌‍​‍‌‌​ ​‍‌​‌‍‌‍ ​‌‍ ‌‍​ ‌‍​‌‌‍ ​‌‍‍​‌‍ ‌ ​ ‌ ‌​​‍‌‌​ ​ ‌​​‌​ ​ ​ ​​​ ​​​ ​​​‍‌‌​ ​‍‌​‌‍‌ ​ ‌ ‌​‌ ‌‌‌‍‌​‌‍‍‌‌‍ ​‍‌‍‌‍‍‌‌‍‌​​ ‌​ ‍‌​ ​‌‌‍‌​​ ‌​‌‍‌‌​ ​‍‌‍‌‌‌‍‌​​‍ ‌​ ‌‍‌‍​ ‌‍‌‌​ ‍‌​‍ ‌​ ‌​‌‍​‌‌‍‌‌‌‍‌‍​‍ ‌​ ‍‌‌‍‌​‌‍​‌‌‍‌‌​‍ ‌​ ​​​ ‌​‌‍‌‌​ ‌‍​ ​‍​ ​‌​ ‌​​ ‌‍​ ‍‌​ ‌​​ ‌ ​ ‌‍​‍‌‍‌ ‌​‌ ‍‌‌ ​​‌‍‌‌​ ‌‌ ​​‌‍ ‌ ​ ‌ ‌​​‍‌‍‌ ​​‌‍​‌‌ ‌​‌‍‍​​ ‌‌‍​ ‌‍ ‌‍ ‍‌ ‌​‌‍‌‌‌‍ ‍‌ ‌​​‍‌‌​ ‌‌‌​​‍‌‌ ‌‍‍ ‌‍‌‌‌ ‍‌​‍‌‌​ ​ ‌​‌​​‍‌‌​ ​ ‌​‌​​‍‌‌​ ​‍​ ​‍‌‍‌‍​ ‌‍​ ​‌​ ​‍​ ​‍‌‍‌​​ ​ ‌‍​‌​ ‌​‌‍​‌‌‍​‌​ ‌ ​‍‌‌​ ​‍​ ​‍​‍‌‌​ ‌‌‌​‌​​‍ ‍‌‍​ ‌‍‍​‌‍‍‌‌‍ ​‌‍‌​‌ ​‍‌‍‌‌‌‍ ‍​‍‌‌​ ‌‌‌​​‍‌‌ ‌‍‍ ‌‍‌‌‌ ‍‌​‍‌‌​ ​ ‌​‌​​‍‌‌​ ​ ‌​‌​​‍‌‌​ ​‍​ ​‍​ ‌‌‌‍‌​​ ‍​‌‍​‌​ ‌ ‌‍‌‍​ ​​​ ​ ‌‍​ ‌‍​‍​ ‍​‌‍‌‌​‍‌‌​ ​‍​ ​‍​‍‌‌​ ‌‌‌​‌​​‍ ‍‌ ‌​‌‍‌‌‌ ‍​‌ ‌​​‍‌‍‌ ​​‌‍‌‌‌ ​‍‌ ​ ‌ ​​‌‍‌‌‌‍​ ‌ ‌​‌‍‍‌‌ ‌‍‌‍‌‌​ ‌‌ ​​‌ ‌‌‌‍​‍‌‍ ​‌‍‍‌‌ ​ ‌‍‍​‌‍‌‌‌‍‌​​‍​‍‌ ‌
Transparentné materiály ako organza, tyl či šifón dodávajú outfitom
a ženskosť. ​​​​‌ ‍ ​‍​‍‌‍ ‌ ​‍‌‍‍‌‌‍‌ ‌‍‍‌‌‍ ‍​‍​‍​ ‍‍​‍​‍‌ ​ ‌‍​‌‌‍ ‍‌‍‍‌‌ ‌​‌ ‍‌​‍ ‍‌‍‍‌‌‍ ​‍​‍​‍ ​​‍​‍‌‍‍​‌ ​‍‌‍‌‌‌‍‌‍​‍​‍​ ‍‍​‍​‍‌‍‍​‌ ‌​‌ ‌​‌ ​​​ ‍‍​‍ ​‍ ‌‍ ​‌‍ ‌‍​ ‌‍​‌‌‍ ​‌‍‍​‌‍ ‌ ​ ‌ ‌​​ ‍‍​ ​ ​ ​​​ ​​​ ​​​‍ ‌ ​ ‌ ‌​‌ ‌‌‌‍‌​‌‍‍‌‌‍ ​‍ ‌‍‍‌‌‍ ‍‌ ‌​‌‍‌‌‌‍ ‍‌ ‌​​‍ ‌‍‌‌‌‍‌​‌‍‍‌‌ ‌​​‍ ‌‍ ‌‌‍ ‌‍‌​‌‍‌‌​ ‌‌ ​​‌ ​‍‌‍‌‌‌ ​ ‌‍‌‌‌‍ ‍‌ ‌​‌‍​‌‌ ‌​‌‍‍‌‌‍ ‌‍ ‍​ ‍ ‌‍‍‌‌‍‌​​ ‌​ ‍‌​ ​‌‌‍‌​​ ‌​‌‍‌‌​ ​‍‌‍‌‌‌‍‌​​‍ ‌​ ‌‍‌‍​ ‌‍‌‌​ ‍‌​‍ ‌​ ‌​‌‍​‌‌‍‌‌‌‍‌‍​‍ ‌​ ‍‌‌‍‌​‌‍​‌‌‍‌‌​‍ ‌​ ​​​ ‌​‌‍‌‌​ ‌‍​ ​‍​ ​‌​ ‌​​ ‌‍​ ‍‌​ ‌​​ ‌ ​ ‌‍​ ‍ ‌ ‌​‌ ‍‌‌ ​​‌‍‌‌​ ‌‌ ​​‌‍ ‌ ​ ‌ ‌​​ ‍ ‌ ​​‌‍​‌‌ ‌​‌‍‍​​ ‌‌‍​ ‌‍ ‌‍ ‍‌ ‌​‌‍‌‌‌‍ ‍‌ ‌​​‍‌‌​ ‌‌‌​​‍‌‌ ‌‍‍ ‌‍‌‌‌ ‍‌​‍‌‌​ ​ ‌​‌​​‍‌‌​ ​ ‌​‌​​‍‌‌​ ​‍​ ​‍‌‍​‌​ ‍​​ ‌‍‌‍​‌‌‍‌​​ ​​​ ‌‍​ ‌​‌‍​‍‌‍‌​‌‍‌​​ ‍​​‍‌‌​ ​‍​ ​‍​‍‌‌​ ‌‌‌​‌​​‍ ‍‌‍​ ‌‍‍​‌‍‍‌‌‍ ​‌‍‌​‌ ​‍‌‍‌‌‌‍ ‍​‍‌‌​ ‌‌‌​​‍‌‌ ‌‍‍ ‌‍‌‌‌ ‍‌​‍‌‌​ ​ ‌​‌​​‍‌‌​ ​ ‌​‌​​‍‌‌​ ​‍​ ​‍​ ‍​​ ‌​​ ‍​​ ‌‍‌‍​‍‌‍‌​​ ‍​​ ‌‌​ ​ ‌‍‌‌‌‍‌‌​ ‌ ​‍‌‌​ ​‍​ ​‍​‍‌‌​ ‌‌‌​‌​​‍ ‍‌ ‌​‌‍‌‌‌ ‍​‌ ‌​​ ‌‍​‍‌‍​‌‌ ​ ‌‍‌‌‌‌‌‌‌ ​‍‌‍ ​​ ‌‌‍‍​‌ ‌​‌ ‌​‌ ​​​‍‌‌​ ​ ‌​​‌​‍‌‌​ ​‍‌​‌‍​‍‌‌​ ​‍‌​‌‍‌‍ ​‌‍ ‌‍​ ‌‍​‌‌‍ ​‌‍‍​‌‍ ‌ ​ ‌ ‌​​‍‌‌​ ​ ‌​​‌​ ​ ​ ​​​ ​​​ ​​​‍‌‌​ ​‍‌​‌‍‌ ​ ‌ ‌​‌ ‌‌‌‍‌​‌‍‍‌‌‍ ​‍‌‍‌‍‍‌‌‍‌​​ ‌​ ‍‌​ ​‌‌‍‌​​ ‌​‌‍‌‌​ ​‍‌‍‌‌‌‍‌​​‍ ‌​ ‌‍‌‍​ ‌‍‌‌​ ‍‌​‍ ‌​ ‌​‌‍​‌‌‍‌‌‌‍‌‍​‍ ‌​ ‍‌‌‍‌​‌‍​‌‌‍‌‌​‍ ‌​ ​​​ ‌​‌‍‌‌​ ‌‍​ ​‍​ ​‌​ ‌​​ ‌‍​ ‍‌​ ‌​​ ‌ ​ ‌‍​‍‌‍‌ ‌​‌ ‍‌‌ ​​‌‍‌‌​ ‌‌ ​​‌‍ ‌ ​ ‌ ‌​​‍‌‍‌ ​​‌‍​‌‌ ‌​‌‍‍​​ ‌‌‍​ ‌‍ ‌‍ ‍‌ ‌​‌‍‌‌‌‍ ‍‌ ‌​​‍‌‌​ ‌‌‌​​‍‌‌ ‌‍‍ ‌‍‌‌‌ ‍‌​‍‌‌​ ​ ‌​‌​​‍‌‌​ ​ ‌​‌​​‍‌‌​ ​‍​ ​‍‌‍​‌​ ‍​​ ‌‍‌‍​‌‌‍‌​​ ​​​ ‌‍​ ‌​‌‍​‍‌‍‌​‌‍‌​​ ‍​​‍‌‌​ ​‍​ ​‍​‍‌‌​ ‌‌‌​‌​​‍ ‍‌‍​ ‌‍‍​‌‍‍‌‌‍ ​‌‍‌​‌ ​‍‌‍‌‌‌‍ ‍​‍‌‌​ ‌‌‌​​‍‌‌ ‌‍‍ ‌‍‌‌‌ ‍‌​‍‌‌​ ​ ‌​‌​​‍‌‌​ ​ ‌​‌​​‍‌‌​ ​‍​ ​‍​ ‍​​ ‌​​ ‍​​ ‌‍‌‍​‍‌‍‌​​ ‍​​ ‌‌​ ​ ‌‍‌‌‌‍‌‌​ ‌ ​‍‌‌​ ​‍​ ​‍​‍‌‌​ ‌‌‌​‌​​‍ ‍‌ ‌​‌‍‌‌‌ ‍​‌ ‌​​‍‌‍‌ ​​‌‍‌‌‌ ​‍‌ ​ ‌ ​​‌‍‌‌‌‍​ ‌ ‌​‌‍‍‌‌ ‌‍‌‍‌‌​ ‌‌ ​​‌ ‌‌‌‍​‍‌‍ ​‌‍‍‌‌ ​ ‌‍‍​‌‍‌‌‌‍‌​​‍​‍‌ ‌ Či už ide o vrstvené blúzky, maxi šaty alebo doplnky,
priehľadné prvky sú všadeprítomné​​​​‌ ‍ ​‍​‍‌‍ ‌ ​‍‌‍‍‌‌‍‌ ‌‍‍‌‌‍ ‍​‍​‍​ ‍‍​‍​‍‌ ​ ‌‍​‌‌‍ ‍‌‍‍‌‌ ‌​‌ ‍‌​‍ ‍‌‍‍‌‌‍ ​‍​‍​‍ ​​‍​‍‌‍‍​‌ ​‍‌‍‌‌‌‍‌‍​‍​‍​ ‍‍​‍​‍‌‍‍​‌ ‌​‌ ‌​‌ ​​​ ‍‍​‍ ​‍ ‌‍ ​‌‍ ‌‍​ ‌‍​‌‌‍ ​‌‍‍​‌‍ ‌ ​ ‌ ‌​​ ‍‍​ ​ ​ ​​​ ​​​ ​​​‍ ‌ ​ ‌ ‌​‌ ‌‌‌‍‌​‌‍‍‌‌‍ ​‍ ‌‍‍‌‌‍ ‍‌ ‌​‌‍‌‌‌‍ ‍‌ ‌​​‍ ‌‍‌‌‌‍‌​‌‍‍‌‌ ‌​​‍ ‌‍ ‌‌‍ ‌‍‌​‌‍‌‌​ ‌‌ ​​‌ ​‍‌‍‌‌‌ ​ ‌‍‌‌‌‍ ‍‌ ‌​‌‍​‌‌ ‌​‌‍‍‌‌‍ ‌‍ ‍​ ‍ ‌‍‍‌‌‍‌​​ ‌​ ‍‌​ ​‌‌‍‌​​ ‌​‌‍‌‌​ ​‍‌‍‌‌‌‍‌​​‍ ‌​ ‌‍‌‍​ ‌‍‌‌​ ‍‌​‍ ‌​ ‌​‌‍​‌‌‍‌‌‌‍‌‍​‍ ‌​ ‍‌‌‍‌​‌‍​‌‌‍‌‌​‍ ‌​ ​​​ ‌​‌‍‌‌​ ‌‍​ ​‍​ ​‌​ ‌​​ ‌‍​ ‍‌​ ‌​​ ‌ ​ ‌‍​ ‍ ‌ ‌​‌ ‍‌‌ ​​‌‍‌‌​ ‌‌ ​​‌‍ ‌ ​ ‌ ‌​​ ‍ ‌ ​​‌‍​‌‌ ‌​‌‍‍​​ ‌‌‍​ ‌‍ ‌‍ ‍‌ ‌​‌‍‌‌‌‍ ‍‌ ‌​​‍‌‌​ ‌‌‌​​‍‌‌ ‌‍‍ ‌‍‌‌‌ ‍‌​‍‌‌​ ​ ‌​‌​​‍‌‌​ ​ ‌​‌​​‍‌‌​ ​‍​ ​‍‌‍​‌​ ‍​​ ‌‍‌‍​‌‌‍‌​​ ​​​ ‌‍​ ‌​‌‍​‍‌‍‌​‌‍‌​​ ‍​​‍‌‌​ ​‍​ ​‍​‍‌‌​ ‌‌‌​‌​​‍ ‍‌‍​ ‌‍‍​‌‍‍‌‌‍ ​‌‍‌​‌ ​‍‌‍‌‌‌‍ ‍​‍‌‌​ ‌‌‌​​‍‌‌ ‌‍‍ ‌‍‌‌‌ ‍‌​‍‌‌​ ​ ‌​‌​​‍‌‌​ ​ ‌​‌​​‍‌‌​ ​‍​ ​‍‌‍‌‍‌‍‌​​ ‍​​ ​‌​ ​ ​ ​‌​ ​​‌‍​‌‌‍‌‌​ ‍‌​ ​‌‌‍​‌​‍‌‌​ ​‍​ ​‍​‍‌‌​ ‌‌‌​‌​​‍ ‍‌ ‌​‌‍‌‌‌ ‍​‌ ‌​​ ‌‍​‍‌‍​‌‌ ​ ‌‍‌‌‌‌‌‌‌ ​‍‌‍ ​​ ‌‌‍‍​‌ ‌​‌ ‌​‌ ​​​‍‌‌​ ​ ‌​​‌​‍‌‌​ ​‍‌​‌‍​‍‌‌​ ​‍‌​‌‍‌‍ ​‌‍ ‌‍​ ‌‍​‌‌‍ ​‌‍‍​‌‍ ‌ ​ ‌ ‌​​‍‌‌​ ​ ‌​​‌​ ​ ​ ​​​ ​​​ ​​​‍‌‌​ ​‍‌​‌‍‌ ​ ‌ ‌​‌ ‌‌‌‍‌​‌‍‍‌‌‍ ​‍‌‍‌‍‍‌‌‍‌​​ ‌​ ‍‌​ ​‌‌‍‌​​ ‌​‌‍‌‌​ ​‍‌‍‌‌‌‍‌​​‍ ‌​ ‌‍‌‍​ ‌‍‌‌​ ‍‌​‍ ‌​ ‌​‌‍​‌‌‍‌‌‌‍‌‍​‍ ‌​ ‍‌‌‍‌​‌‍​‌‌‍‌‌​‍ ‌​ ​​​ ‌​‌‍‌‌​ ‌‍​ ​‍​ ​‌​ ‌​​ ‌‍​ ‍‌​ ‌​​ ‌ ​ ‌‍​‍‌‍‌ ‌​‌ ‍‌‌ ​​‌‍‌‌​ ‌‌ ​​‌‍ ‌ ​ ‌ ‌​​‍‌‍‌ ​​‌‍​‌‌ ‌​‌‍‍​​ ‌‌‍​ ‌‍ ‌‍ ‍‌ ‌​‌‍‌‌‌‍ ‍‌ ‌​​‍‌‌​ ‌‌‌​​‍‌‌ ‌‍‍ ‌‍‌‌‌ ‍‌​‍‌‌​ ​ ‌​‌​​‍‌‌​ ​ ‌​‌​​‍‌‌​ ​‍​ ​‍‌‍​‌​ ‍​​ ‌‍‌‍​‌‌‍‌​​ ​​​ ‌‍​ ‌​‌‍​‍‌‍‌​‌‍‌​​ ‍​​‍‌‌​ ​‍​ ​‍​‍‌‌​ ‌‌‌​‌​​‍ ‍‌‍​ ‌‍‍​‌‍‍‌‌‍ ​‌‍‌​‌ ​‍‌‍‌‌‌‍ ‍​‍‌‌​ ‌‌‌​​‍‌‌ ‌‍‍ ‌‍‌‌‌ ‍‌​‍‌‌​ ​ ‌​‌​​‍‌‌​ ​ ‌​‌​​‍‌‌​ ​‍​ ​‍‌‍‌‍‌‍‌​​ ‍​​ ​‌​ ​ ​ ​‌​ ​​‌‍​‌‌‍‌‌​ ‍‌​ ​‌‌‍​‌​‍‌‌​ ​‍​ ​‍​‍‌‌​ ‌‌‌​‌​​‍ ‍‌ ‌​‌‍‌‌‌ ‍​‌ ‌​​‍‌‍‌ ​​‌‍‌‌‌ ​‍‌ ​ ‌ ​​‌‍‌‌‌‍​ ‌ ‌​‌‍‍‌‌ ‌‍‌‍‌‌​ ‌‌ ​​‌ ‌‌‌‍​‍‌‍ ​‌‍‍‌‌ ​ ‌‍‍​‌‍‌‌‌‍‌​​‍​‍‌ ‌. Dizajnéri ich kombinujú s
kúskami, čím vytvárajú zaujímavý kontrast textúr a siluiet. ​​​​‌ ‍ ​‍​‍‌‍ ‌ ​‍‌‍‍‌‌‍‌ ‌‍‍‌‌‍ ‍​‍​‍​ ‍‍​‍​‍‌ ​ ‌‍​‌‌‍ ‍‌‍‍‌‌ ‌​‌ ‍‌​‍ ‍‌‍‍‌‌‍ ​‍​‍​‍ ​​‍​‍‌‍‍​‌ ​‍‌‍‌‌‌‍‌‍​‍​‍​ ‍‍​‍​‍‌‍‍​‌ ‌​‌ ‌​‌ ​​​ ‍‍​‍ ​‍ ‌‍ ​‌‍ ‌‍​ ‌‍​‌‌‍ ​‌‍‍​‌‍ ‌ ​ ‌ ‌​​ ‍‍​ ​ ​ ​​​ ​​​ ​​​‍ ‌ ​ ‌ ‌​‌ ‌‌‌‍‌​‌‍‍‌‌‍ ​‍ ‌‍‍‌‌‍ ‍‌ ‌​‌‍‌‌‌‍ ‍‌ ‌​​‍ ‌‍‌‌‌‍‌​‌‍‍‌‌ ‌​​‍ ‌‍ ‌‌‍ ‌‍‌​‌‍‌‌​ ‌‌ ​​‌ ​‍‌‍‌‌‌ ​ ‌‍‌‌‌‍ ‍‌ ‌​‌‍​‌‌ ‌​‌‍‍‌‌‍ ‌‍ ‍​ ‍ ‌‍‍‌‌‍‌​​ ‌​ ‍‌​ ​‌‌‍‌​​ ‌​‌‍‌‌​ ​‍‌‍‌‌‌‍‌​​‍ ‌​ ‌‍‌‍​ ‌‍‌‌​ ‍‌​‍ ‌​ ‌​‌‍​‌‌‍‌‌‌‍‌‍​‍ ‌​ ‍‌‌‍‌​‌‍​‌‌‍‌‌​‍ ‌​ ​​​ ‌​‌‍‌‌​ ‌‍​ ​‍​ ​‌​ ‌​​ ‌‍​ ‍‌​ ‌​​ ‌ ​ ‌‍​ ‍ ‌ ‌​‌ ‍‌‌ ​​‌‍‌‌​ ‌‌ ​​‌‍ ‌ ​ ‌ ‌​​ ‍ ‌ ​​‌‍​‌‌ ‌​‌‍‍​​ ‌‌‍​ ‌‍ ‌‍ ‍‌ ‌​‌‍‌‌‌‍ ‍‌ ‌​​‍‌‌​ ‌‌‌​​‍‌‌ ‌‍‍ ‌‍‌‌‌ ‍‌​‍‌‌​ ​ ‌​‌​​‍‌‌​ ​ ‌​‌​​‍‌‌​ ​‍​ ​‍‌‍​‌​ ‍​​ ‌‍‌‍​‌‌‍‌​​ ​​​ ‌‍​ ‌​‌‍​‍‌‍‌​‌‍‌​​ ‍​​‍‌‌​ ​‍​ ​‍​‍‌‌​ ‌‌‌​‌​​‍ ‍‌‍​ ‌‍‍​‌‍‍‌‌‍ ​‌‍‌​‌ ​‍‌‍‌‌‌‍ ‍​‍‌‌​ ‌‌‌​​‍‌‌ ‌‍‍ ‌‍‌‌‌ ‍‌​‍‌‌​ ​ ‌​‌​​‍‌‌​ ​ ‌​‌​​‍‌‌​ ​‍​ ​‍​ ​‍​ ‍​​ ‌ ​ ​‌​ ​‍​ ‍‌​ ‌ ‌‍​ ​ ​‌​ ‌‌​ ​‌‌‍​‍​‍‌‌​ ​‍​ ​‍​‍‌‌​ ‌‌‌​‌​​‍ ‍‌ ‌​‌‍‌‌‌ ‍​‌ ‌​​ ‌‍​‍‌‍​‌‌ ​ ‌‍‌‌‌‌‌‌‌ ​‍‌‍ ​​ ‌‌‍‍​‌ ‌​‌ ‌​‌ ​​​‍‌‌​ ​ ‌​​‌​‍‌‌​ ​‍‌​‌‍​‍‌‌​ ​‍‌​‌‍‌‍ ​‌‍ ‌‍​ ‌‍​‌‌‍ ​‌‍‍​‌‍ ‌ ​ ‌ ‌​​‍‌‌​ ​ ‌​​‌​ ​ ​ ​​​ ​​​ ​​​‍‌‌​ ​‍‌​‌‍‌ ​ ‌ ‌​‌ ‌‌‌‍‌​‌‍‍‌‌‍ ​‍‌‍‌‍‍‌‌‍‌​​ ‌​ ‍‌​ ​‌‌‍‌​​ ‌​‌‍‌‌​ ​‍‌‍‌‌‌‍‌​​‍ ‌​ ‌‍‌‍​ ‌‍‌‌​ ‍‌​‍ ‌​ ‌​‌‍​‌‌‍‌‌‌‍‌‍​‍ ‌​ ‍‌‌‍‌​‌‍​‌‌‍‌‌​‍ ‌​ ​​​ ‌​‌‍‌‌​ ‌‍​ ​‍​ ​‌​ ‌​​ ‌‍​ ‍‌​ ‌​​ ‌ ​ ‌‍​‍‌‍‌ ‌​‌ ‍‌‌ ​​‌‍‌‌​ ‌‌ ​​‌‍ ‌ ​ ‌ ‌​​‍‌‍‌ ​​‌‍​‌‌ ‌​‌‍‍​​ ‌‌‍​ ‌‍ ‌‍ ‍‌ ‌​‌‍‌‌‌‍ ‍‌ ‌​​‍‌‌​ ‌‌‌​​‍‌‌ ‌‍‍ ‌‍‌‌‌ ‍‌​‍‌‌​ ​ ‌​‌​​‍‌‌​ ​ ‌​‌​​‍‌‌​ ​‍​ ​‍‌‍​‌​ ‍​​ ‌‍‌‍​‌‌‍‌​​ ​​​ ‌‍​ ‌​‌‍​‍‌‍‌​‌‍‌​​ ‍​​‍‌‌​ ​‍​ ​‍​‍‌‌​ ‌‌‌​‌​​‍ ‍‌‍​ ‌‍‍​‌‍‍‌‌‍ ​‌‍‌​‌ ​‍‌‍‌‌‌‍ ‍​‍‌‌​ ‌‌‌​​‍‌‌ ‌‍‍ ‌‍‌‌‌ ‍‌​‍‌‌​ ​ ‌​‌​​‍‌‌​ ​ ‌​‌​​‍‌‌​ ​‍​ ​‍​ ​‍​ ‍​​ ‌ ​ ​‌​ ​‍​ ‍‌​ ‌ ‌‍​ ​ ​‌​ ‌‌​ ​‌‌‍​‍​‍‌‌​ ​‍​ ​‍​‍‌‌​ ‌‌‌​‌​​‍ ‍‌ ‌​‌‍‌‌‌ ‍​‌ ‌​​‍‌‍‌ ​​‌‍‌‌‌ ​‍‌ ​ ‌ ​​‌‍‌‌‌‍​ ‌ ‌​‌‍‍‌‌ ‌‍‌‍‌‌​ ‌‌ ​​‌ ‌‌‌‍​‍‌‍ ​‌‍‍‌‌ ​ ‌‍‍​‌‍‌‌‌‍‌​​‍​‍‌ ‌
faux-pas spôsobeným nesprávnym nosením niektorých módnych trendov.​​​​‌